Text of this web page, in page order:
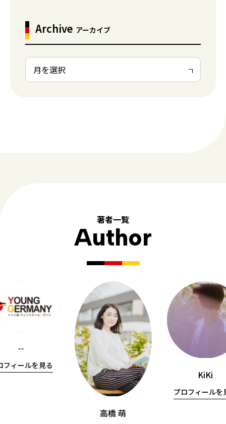
Archive アーカイブ
著者一覧
Author
--
フィールを見る
高橋 萌
KiKi
プロフィールを